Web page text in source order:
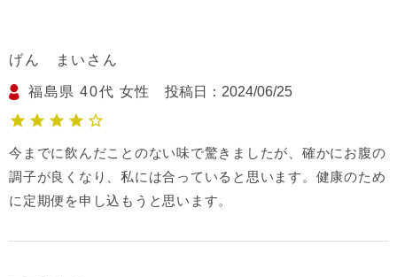
げん まい
福島県 40代 女性 投稿日 2024/06/25
今までに飲んだことのない味で驚きましたが、確かにお腹の
調子が良くなり、私には合っていると思います。健康のため
に定期便を申し込もうと思います。